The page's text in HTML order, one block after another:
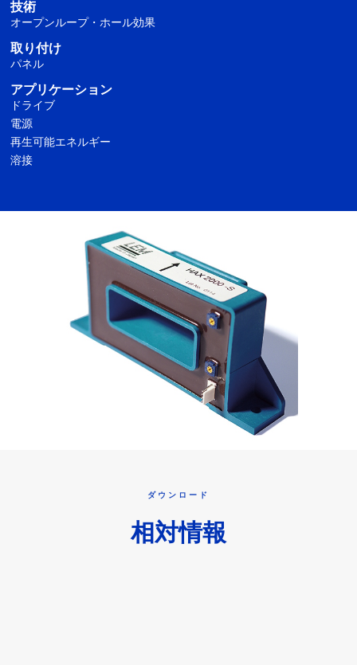
技術
オープンループ・ホール効果
取り付け
パネル
アプリケーション
ドライブ
電源
再生可能エネルギー
溶接
ダウンロード
相対情報